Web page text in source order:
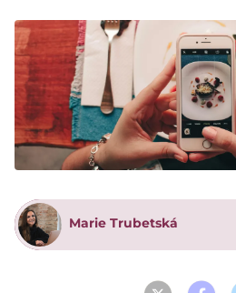
Marie Trubetská